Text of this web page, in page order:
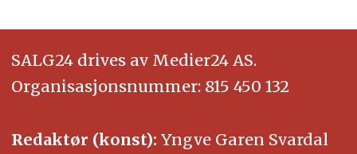
SALG24 drives av Medier24 AS.
Organisasjonsnummer: 815 450 132
Redaktør (konst): Yngve Garen Svardal